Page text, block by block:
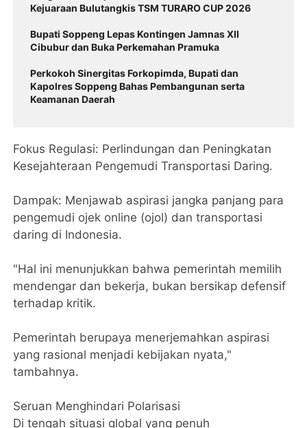
Kejuaraan Bulutangkis TSM TURARO CUP 2026
Bupati Soppeng Lepas Kontingen Jamnas XII
Cibubur dan Buka Perkemahan Pramuka
Perkokoh Sinergitas Forkopimda, Bupati dan
Kapolres Soppeng Bahas Pembangunan serta
Keamanan Daerah
​Fokus Regulasi: Perlindungan dan Peningkatan
Kesejahteraan Pengemudi Transportasi Daring.
​Dampak: Menjawab aspirasi jangka panjang para
pengemudi ojek online (ojol) dan transportasi
daring di Indonesia.
​"Hal ini menunjukkan bahwa pemerintah memilih
mendengar dan bekerja, bukan bersikap defensif
terhadap kritik.
Pemerintah berupaya menerjemahkan aspirasi
yang rasional menjadi kebijakan nyata,"
tambahnya.
​Seruan Menghindari Polarisasi
​Di tengah situasi global yang penuh